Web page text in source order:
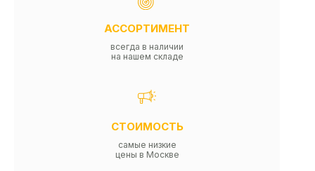
АССОРТИМЕНТ
всегда в наличии
на нашем складе
СТОИМОСТЬ
самые низкие
цены в Москве